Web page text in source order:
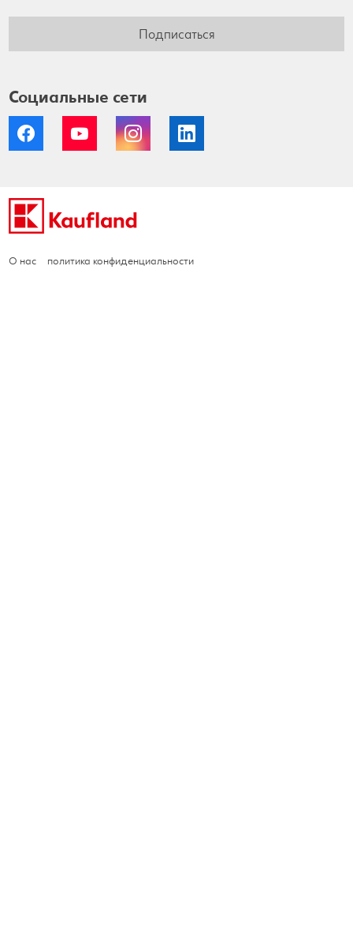
Подписаться
Социальные сети
Facebook YouTube Instagram
О нас политика конфиденциальности